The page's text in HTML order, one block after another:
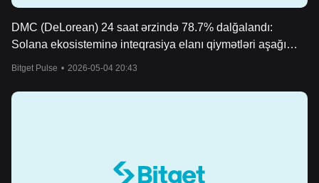
DMC (DeLorean) 24 saat ərzində 78.7% dalğalandı:
Solana ekosisteminə inteqrasiya elanı qiymətləri aşağı
Bitget Pulse • 2026-05-04 20:43